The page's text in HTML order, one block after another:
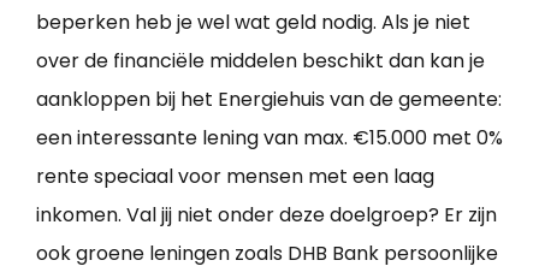
beperken heb je wel wat geld nodig. Als je niet
over de financiële middelen beschikt dan kan je
aankloppen bij het Energiehuis van de gemeente:
een interessante lening van max. €15.000 met 0%
rente speciaal voor mensen met een laag
inkomen. Val jij niet onder deze doelgroep? Er zijn
ook groene leningen zoals DHB Bank persoonlijke